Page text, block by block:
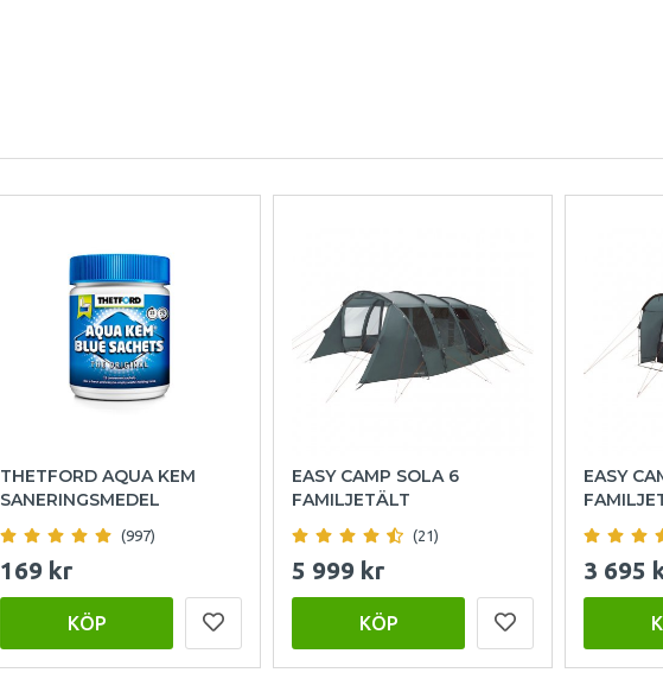
THETFORD AQUA KEM
SANERINGSMEDEL
(997)
169 kr
KÖP
EASY CAMP SOLA 6
FAMILJETÄLT
(21)
5 999 kr
KÖP
EASY
3 695